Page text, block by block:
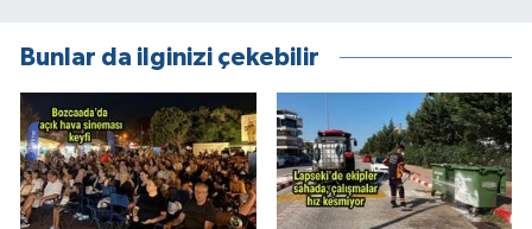
Bunlar da ilginizi çekebilir